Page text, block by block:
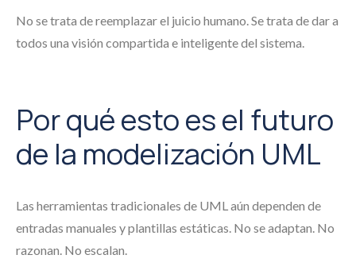
No se trata de reemplazar el juicio humano. Se trata de dar a
todos una visión compartida e inteligente del sistema.
Por qué esto es el futuro
de la modelización UML
Las herramientas tradicionales de UML aún dependen de
entradas manuales y plantillas estáticas. No se adaptan. No
razonan. No escalan.